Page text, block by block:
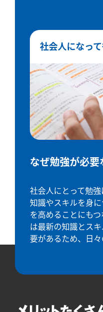
社会人になっ
なぜ勉強が必要
社会人にとって勉強
知識やスキルを身
を高めることにも
は最新の知識とス
要があるため、日々